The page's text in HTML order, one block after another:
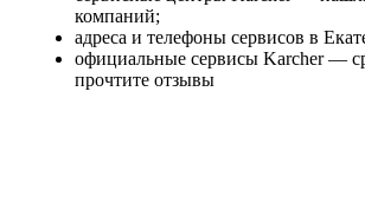
компаний;
адреса и телефоны сервисов в
официальные сервисы Karcher —
прочтите отзывы